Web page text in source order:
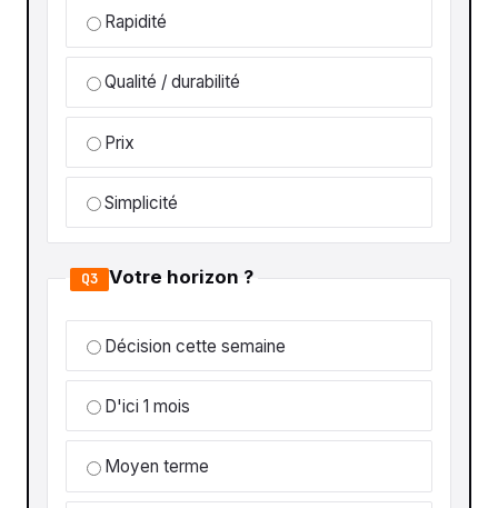
Rapidité
Qualité / durabilité
Prix
Simplicité
Q3 Votre horizon ?
Décision cette semaine
D'ici 1 mois
Moyen terme